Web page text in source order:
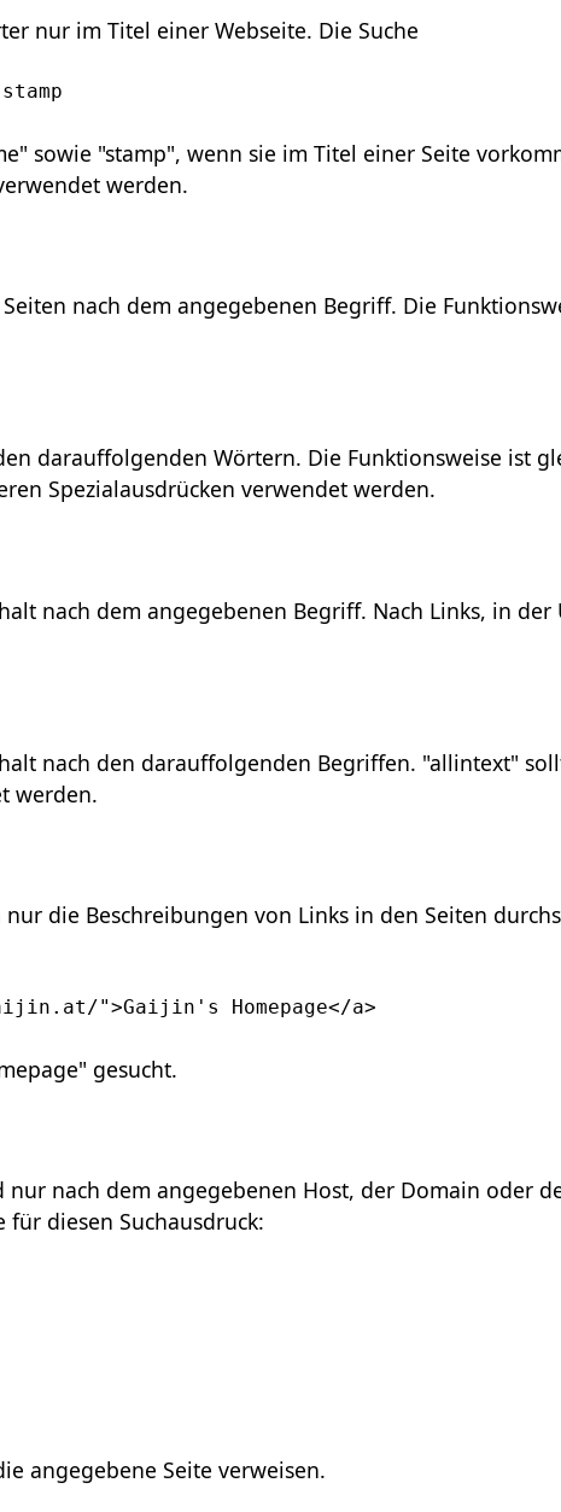
nur im Titel einer Webseite. Die Suche
sowie "stamp", wenn sie im Titel einer Seite
werden.
nach dem angegebenen Begriff. Die
darauffolgenden Wörtern. Die Funktionsweise ist
Spezialausdrücken verwendet werden.
nach dem angegebenen Begriff. Nach Links, in der
nach den darauffolgenden Begriffen. "allintext"
werden.
die Beschreibungen von Links in den Seiten
">Gaijin's Homepage</a>
gesucht.
nach dem angegebenen Host, der Domain oder
diesen Suchausdruck:
angegebene Seite verweisen.